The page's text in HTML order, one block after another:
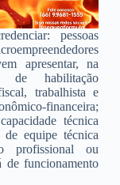
pessoas
apresentar, na
de habilitação
trabalhista e
financeira;
técnica
equipe técnica
profissional ou
de funcionamento